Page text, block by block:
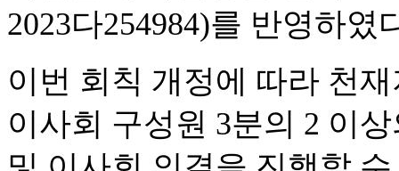
2023다254984)를 반영하였
이번 회칙 개정에 따라 천
이사회 구성원 3분의 2 이